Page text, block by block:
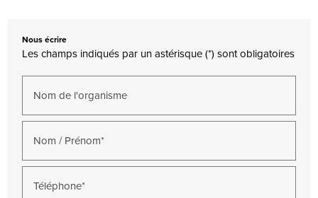
Nous écrire
Les champs indiqués par un astérisque (*) sont obligatoires
Nom de l'organisme
Nom / Prénom*
Téléphone*